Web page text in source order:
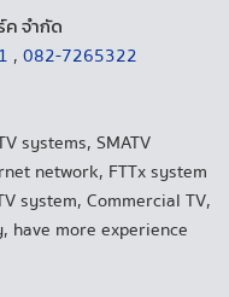
ค จำกัด
, 082-7265322
systems, SMATV
network, FTTx system
system, Commercial TV,
have more experience